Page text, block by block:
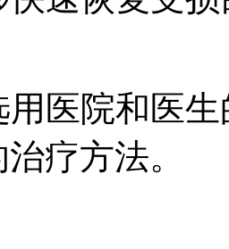
用医院和医
疗方法。